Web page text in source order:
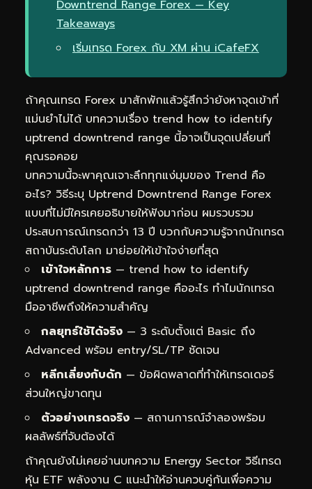
Downtrend Range Forex — Key
Takeaways
เริ่มเทรด Forex กับ XM ผ่าน iCafeFX
ถ้าคุณเทรด Forex มาสักพักแล้วรู้สึกว่ายังหาจุดเข้าที่
แม่นยำไม่ได้ บทความเรื่อง trend how to identify
uptrend downtrend range นี้อาจเป็นจุดเปลี่ยนที่
คุณรอคอย
บทความนี้จะพาคุณเจาะลึกทุกแง่มุมของ Trend คือ
อะไร? วิธีระบุ Uptrend Downtrend Range Forex
แบบที่ไม่มีใครเคยอธิบายให้ฟังมาก่อน ผมรวบรวม
ประสบการณ์เทรดกว่า 13 ปี บวกกับความรู้จากนักเทรด
สถาบันระดับโลก มาย่อยให้เข้าใจง่ายที่สุด
เข้าใจหลักการ — trend how to identify
uptrend downtrend range คืออะไร ทำไมนักเทรด
มืออาชีพถึงให้ความสำคัญ
กลยุทธ์ใช้ได้จริง — 3 ระดับตั้งแต่ Basic ถึง
Advanced พร้อม entry/SL/TP ชัดเจน
หลีกเลี่ยงกับดัก — ข้อผิดพลาดที่ทำให้เทรดเดอร์
ส่วนใหญ่ขาดทุน
ตัวอย่างเทรดจริง — สถานการณ์จำลองพร้อม
ผลลัพธ์ที่จับต้องได้
ถ้าคุณยังไม่เคยอ่านบทความ Energy Sector วิธีเทรด
หุ้น ETF พลังงาน C แนะนำให้อ่านควบคู่กันเพื่อความ